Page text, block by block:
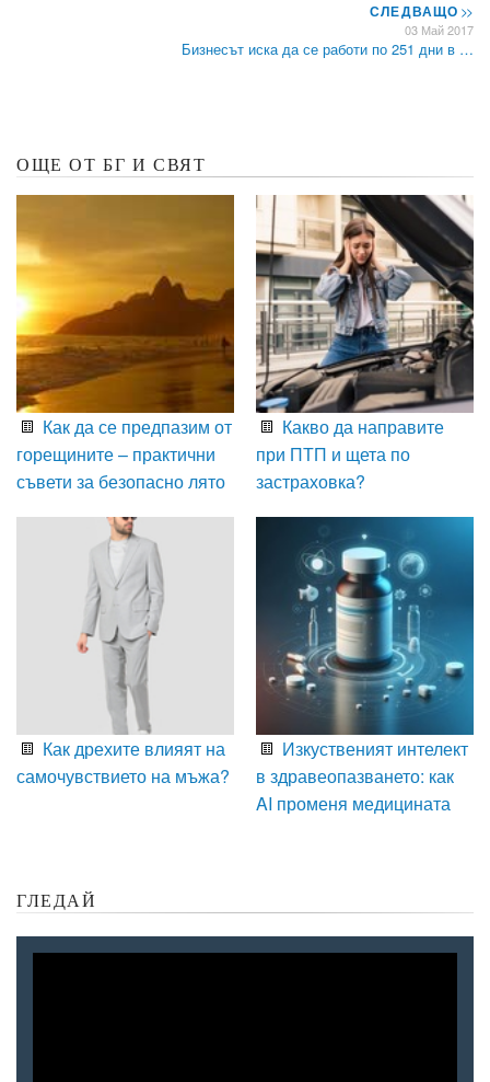
СЛЕДВАЩО>>
03 Май 2017
Бизнесът иска да се работи по 251 дни в …
ОЩЕ ОТ БГ И СВЯТ
Как да се предпазим от
горещините – практични
съвети за безопасно лято
Какво да направите
при ПТП и щета по
застраховка?
Как дрехите влияят на
самочувствието на мъжа?
Изкуственият интелект
в здравеопазването: как
AI променя медицината
ГЛЕДАЙ